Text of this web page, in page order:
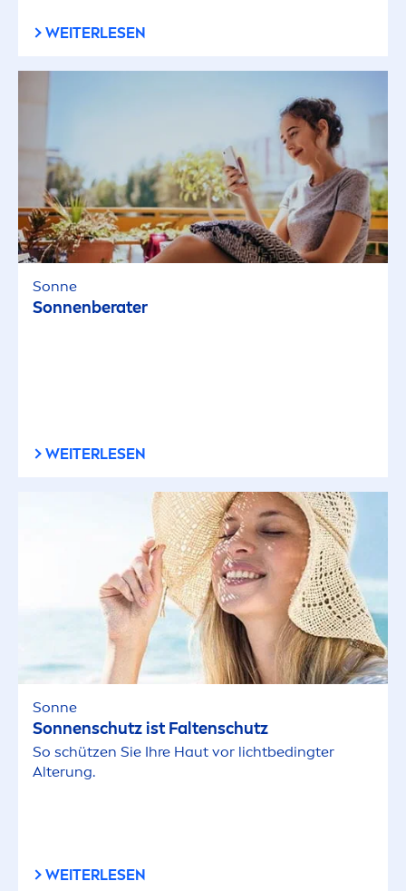
WEITERLESEN
Sonne
Sonnenberater
WEITERLESEN
Sonne
Sonnenschutz ist Faltenschutz
So schützen Sie Ihre Haut vor lichtbedingter
Alterung.
WEITERLESEN